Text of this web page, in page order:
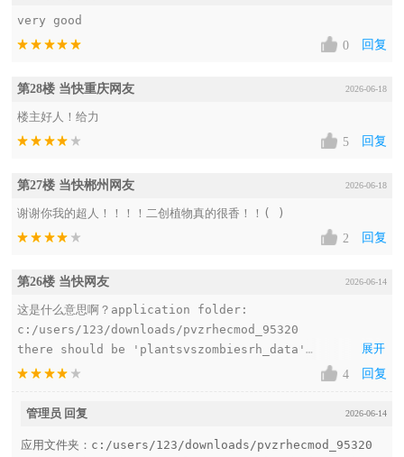
very good
0
回复
第28楼 当快重庆网友 2026-06-18
楼主好人！给力
5
回复
第27楼 当快郴州网友 2026-06-18
谢谢你我的超人！！！！二创植物真的很香！！( )
2
回复
第26楼 当快网友 2026-06-14
这是什么意思啊？application folder:
c:/users/123/downloads/pvzrhecmod_95320
there should be 'plantsvszombiesrh_data'
folder next to the executable
展开
4
回复
管理员 回复 2026-06-14
应用文件夹：c:/users/123/downloads/pvzrhecmod_95320